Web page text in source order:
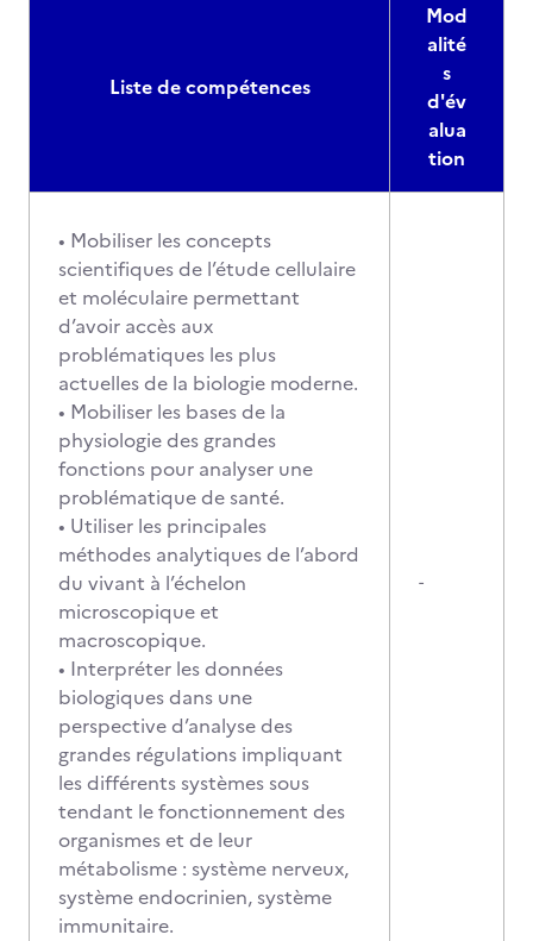
Liste de compétences
Mod
alité
s
d'év
alua
tion
• Mobiliser les concepts
scientifiques de l’étude cellulaire
et moléculaire permettant
d’avoir accès aux
problématiques les plus
actuelles de la biologie moderne.
• Mobiliser les bases de la
physiologie des grandes
fonctions pour analyser une
problématique de santé.
• Utiliser les principales
méthodes analytiques de l’abord
du vivant à l’échelon
microscopique et
macroscopique.
• Interpréter les données
biologiques dans une
perspective d’analyse des
grandes régulations impliquant
les différents systèmes sous
tendant le fonctionnement des
organismes et de leur
métabolisme : système nerveux,
système endocrinien, système
immunitaire.
-